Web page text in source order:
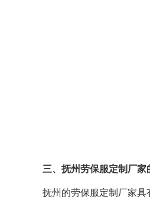
三、抚州劳保服定制厂家
抚州的劳保服定制厂家